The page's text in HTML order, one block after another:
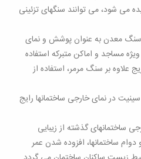
می شود، می توانند سنگهای تزئینی
سنگ معدن به عنوان پوشش و نمای
مساجد و اماکن متبرکه استفاده
علاوه بر سنگ مرمر، استفاده از
در نمای خارجی ساختمانها رایج
ساختمانهای گذشته از زیبایی
ساختمانها، افزوده شدن عمر